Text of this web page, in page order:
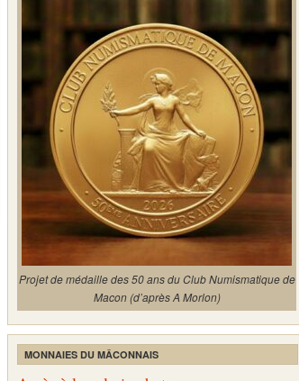
Projet de médaille des 50 ans du Club Numismatique de
Macon (d’après A Morlon)
MONNAIES DU MÂCONNAIS